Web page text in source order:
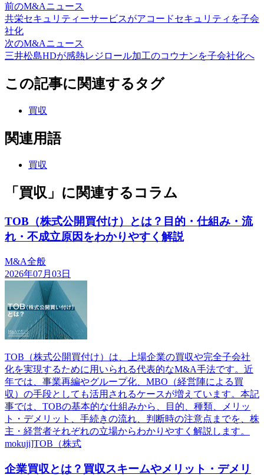
前のM&Aニュース
共栄セキュリティーサービスがアコードセキュリティを子会
社化
次のM&Aニュース
三井松島HDが感熱レジロール加工のコウナンを子会社化へ
この記事に関連するタグ
買収
関連用語
買収
「買収」に関連するコラム
TOB（株式公開買付け）とは？目的・仕組み・流
れ・不成立原因をわかりやすく解説
M&A全般
2026年07月03日
TOB（株式公開買付け）は、上場企業の買収や完全子会社
化を実現するために用いられる代表的なM&A手法です。近
年では、事業再編やグループ化、MBO（経営陣による買
収）の手段としても活用されるケースが増えています。本記
事では、TOBの基本的な仕組みから、目的、種類、メリッ
ト・デメリット、手続きの流れ、判断時の注意点までを、株
主・経営者それぞれの立場からわかりやすく解説します。
mokuji]TOB（株式
企業買収とは？買収スキームやメリット・デメリ